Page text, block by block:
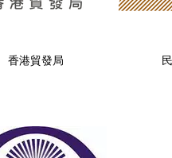
香港貿發局